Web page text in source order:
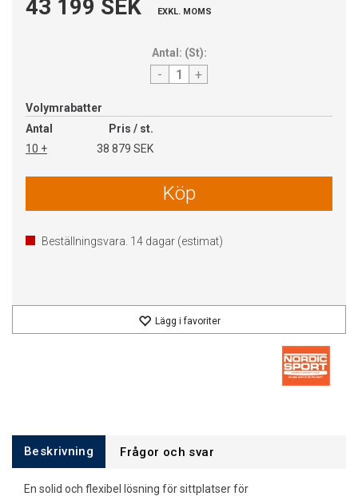
43 199 SEK EXKL. MOMS
Antal: (St):
- +
Volymrabatter
Antal
Pris / st.
10 +
38 879 SEK
Köp
Beställningsvara. 14 dagar (estimat)
Lägg i favoriter
Beskrivning Frågor och svar
En solid och flexibel lösning för sittplatser för